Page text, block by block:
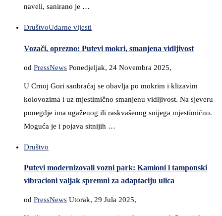
naveli, sanirano je …
DruštvoUdarne vijesti
Vozači, oprezno: Putevi mokri, smanjena vidljivost
od PressNews Ponedjeljak, 24 Novembra 2025,
U Crnoj Gori saobraćaj se obavlja po mokrim i klizavim
kolovozima i uz mjestimično smanjenu vidljivost. Na sjeveru
ponegdje ima ugaženog ili raskvašenog snijega mjestimično.
Moguća je i pojava sitnijih …
Društvo
Putevi modernizovali vozni park: Kamioni i tamponski
vibracioni valjak spremni za adaptaciju ulica
od PressNews Utorak, 29 Jula 2025,